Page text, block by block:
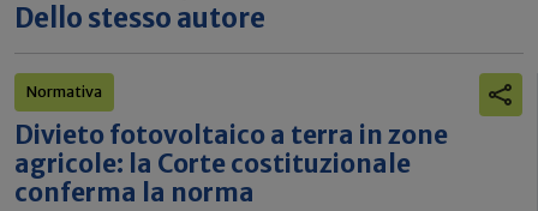
Dello stesso autore
Normativa
Divieto fotovoltaico a terra in zone
agricole: la Corte costituzionale
conferma la norma